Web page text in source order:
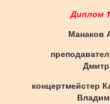
Диплом
Манаков
концертмейстер